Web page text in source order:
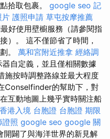
拾取包裹。 google seo 記
片 護照申請 草屯按摩推薦
好使用壁櫥服務（請參閱指
）。 這不僅節省了時間，
。 萬和宮附近推拿 經絡調
自定義，並且僅相關數據
施按時調整路線並最大程度
Conselfinder的幫助下，對
互動地圖上幾乎實時關注船
香港入境 台胞證 台胞證 期限
證照 google seo google 關
開闢了與海洋世界的新見解